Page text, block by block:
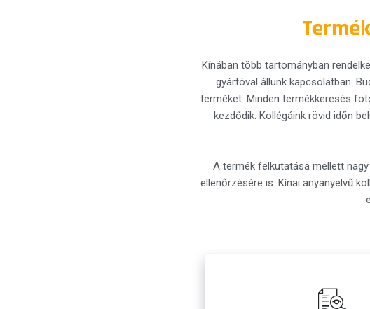
Kínában több tartományban
gyártóval állunk kapcsolatban.
terméket. Minden termékkeresés
kezdődik. Kollégáink rövid időn
A termék felkutatása mellett
ellenőrzésére is. Kínai anyanyelvű